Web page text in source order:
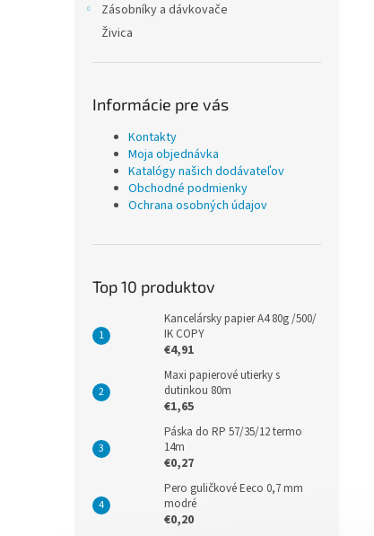
Zásobníky a dávkovače
Živica
Informácie pre vás
Kontakty
Moja objednávka
Katalógy našich dodávateľov
Obchodné podmienky
Ochrana osobných údajov
Top 10 produktov
Kancelársky papier A4 80g /500/
IK COPY
€4,91
Maxi papierové utierky s
dutinkou 80m
€1,65
Páska do RP 57/35/12 termo
14m
€0,27
Pero guličkové Eeco 0,7 mm
modré
€0,20